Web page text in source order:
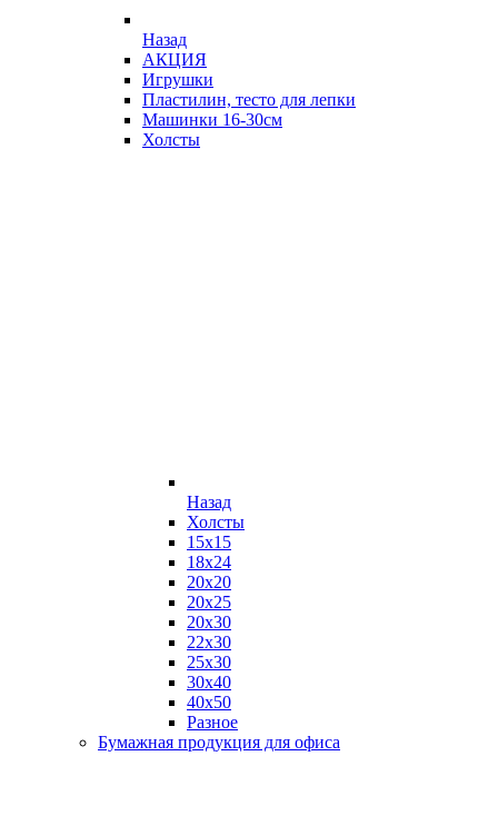
Назад
АКЦИЯ
Игрушки
Пластилин, тесто для лепки
Машинки 16-30см
Холсты
Назад
Холсты
15х15
18х24
20х20
20х25
20х30
22х30
25х30
30х40
40х50
Разное
Бумажная продукция для офиса